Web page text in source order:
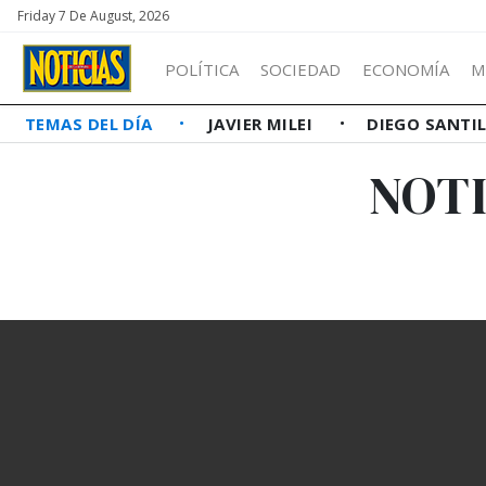
Friday 7 De August, 2026
POLÍTICA SOCIEDAD ECONOMÍA
TEMAS DEL DÍA JAVIER MILEI DIEGO